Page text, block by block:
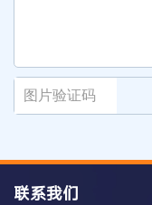
联系我们